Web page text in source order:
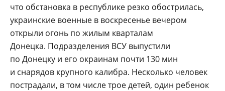
что обстановка в республике резко обострилась,
украинские военные в воскресенье вечером
открыли огонь по жилым кварталам
Донецка. Подразделения ВСУ выпустили
по Донецку и его окраинам почти 130 мин
и снарядов крупного калибра. Несколько человек
пострадали, в том числе трое детей, один ребенок